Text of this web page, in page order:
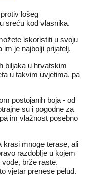
lošeg
sreću kod vlasnika.
iskoristiti u svoju
je najbolji prijatelj.
biljaka u hrvatskim
u takvim uvjetima, pa
postojanih boja - od
su i pogodne za
im vlažnost posebno
krasi mnoge terase, ali
razdoblje u kojem
brže raste.
vjetar prenese pelud.